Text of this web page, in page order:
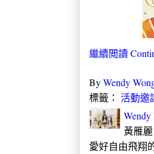
繼續閲讀
ByWendy
標籤： 活動邀
Wendy
黃雁
愛好自由飛翔